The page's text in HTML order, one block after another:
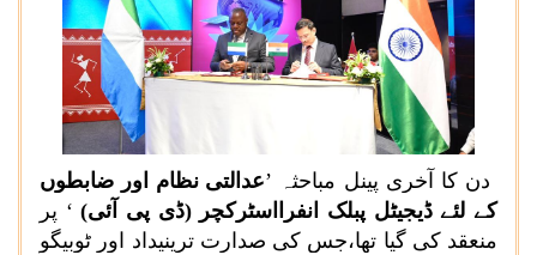
دن کا آخری پینل مباحثہ ’عدالتی نظام اور ضابطوں
کے لئے ڈیجیٹل پبلک انفرااسٹرکچر (ڈی پی آئی) ‘ پر
منعقد کی گیا تھا،جس کی صدارت ترینیداد اور ٹوبیگو